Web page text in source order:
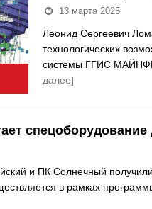
13 марта 2025
Леонид Сергеевич
технологических
системы ГГИС
далее]
и ПК Солнечный
в рамках